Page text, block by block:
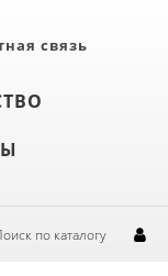
связь
по каталогу